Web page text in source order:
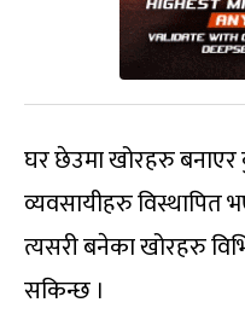
घर छेउमा खोरहरु
व्यवसायीहरु विस्थापित
त्यसरी बनेका खोरहरु
सकिन्छ ।